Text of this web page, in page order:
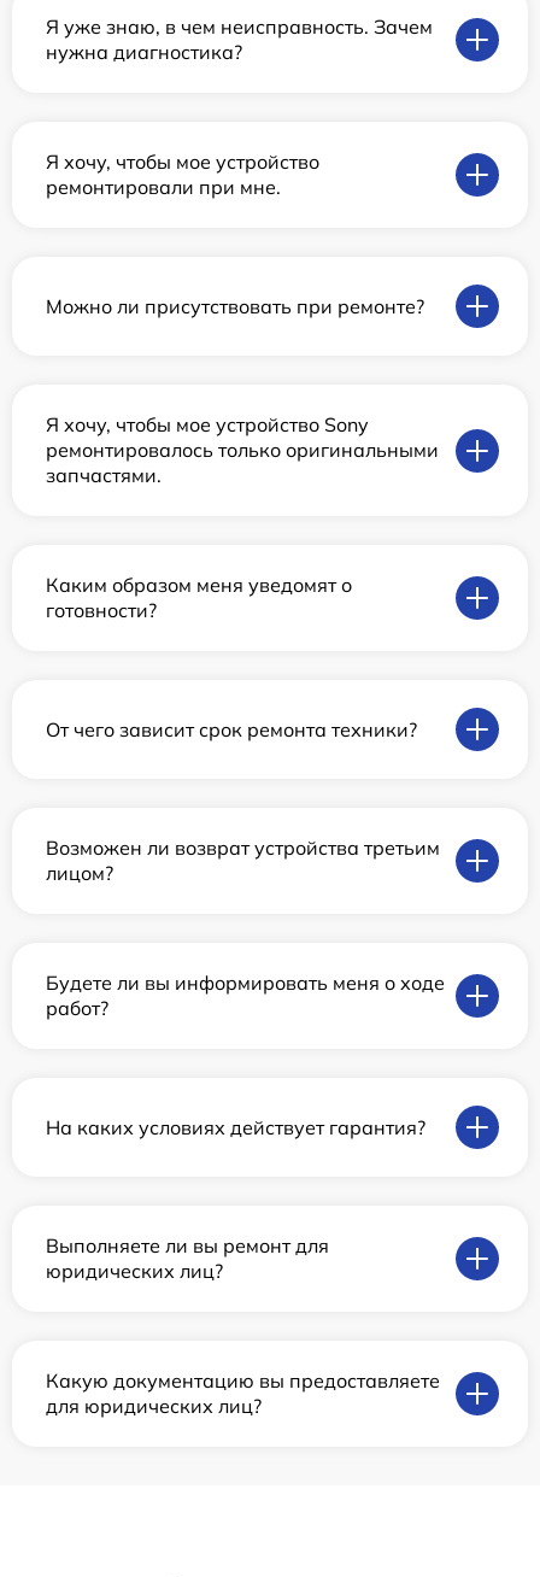
Я уже знаю, в чем неисправность. Зачем
нужна диагностика?
Я хочу, чтобы мое устройство
ремонтировали при мне.
Можно ли присутствовать при ремонте?
Я хочу, чтобы мое устройство Sony
ремонтировалось только оригинальными
запчастями.
Каким образом меня уведомят о
готовности?
От чего зависит срок ремонта техники?
Возможен ли возврат устройства третьим
лицом?
Будете ли вы информировать меня о ходе
работ?
На каких условиях действует гарантия?
Выполняете ли вы ремонт для
юридических лиц?
Какую документацию вы предоставляете
для юридических лиц?